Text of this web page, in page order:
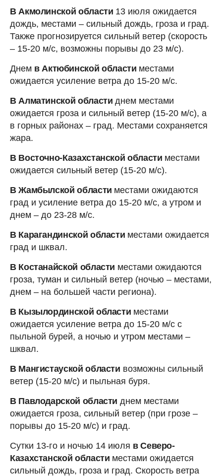
В Акмолинской области 13 июля ожидается
дождь, местами – сильный дождь, гроза и град.
Также прогнозируется сильный ветер (скорость
– 15-20 м/с, возможны порывы до 23 м/с).
Днем в Актюбинской области местами
ожидается усиление ветра до 15-20 м/с.
В Алматинской области днем местами
ожидается гроза и сильный ветер (15-20 м/с), а
в горных районах – град. Местами сохраняется
жара.
В Восточно-Казахстанской области местами
ожидается сильный ветер (15-20 м/с).
В Жамбылской области местами ожидаются
град и усиление ветра до 15-20 м/с, а утром и
днем – до 23-28 м/с.
В Карагандинской области местами ожидается
град и шквал.
В Костанайской области местами ожидаются
гроза, туман и сильный ветер (ночью – местами,
днем – на большей части региона).
В Кызылординской области местами
ожидается усиление ветра до 15-20 м/с с
пыльной бурей, а ночью и утром местами –
шквал.
В Мангистауской области возможны сильный
ветер (15-20 м/с) и пыльная буря.
В Павлодарской области днем местами
ожидается гроза, сильный ветер (при грозе –
порывы до 15-20 м/с) и град.
Сутки 13-го и ночью 14 июля в Северо-
Казахстанской области местами ожидается
сильный дождь, гроза и град. Скорость ветра